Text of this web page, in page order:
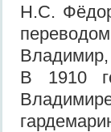
Н.С.
Владимир,
В 1910